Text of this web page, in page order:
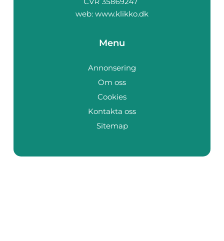
web: www.klikko.dk
Menu
Annonsering
Om oss
Cookies
Kontakta oss
Sitemap